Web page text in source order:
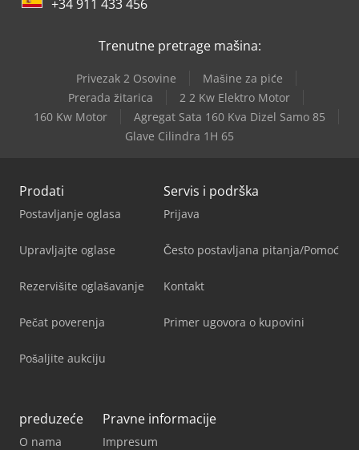
+34 911 433 456
Trenutne pretrage mašina:
Privezak 2 Osovine
Mašine za piće
Prerada žitarica
2 2 Kw Elektro Motor
160 Kw Motor
Agregat Sata 160 Kva Dizel Samo 85
Glave Cilindra 1H 65
Prodati
Postavljanje oglasa
Upravljajte oglase
Rezervišite oglašavanje
Pečat poverenja
Pošaljite aukciju
Servis i podrška
Prijava
Često postavljana pitanja/Pomoć
Kontakt
Primer ugovora o kupovini
preduzeće
O nama
Pravne informacije
Impresum